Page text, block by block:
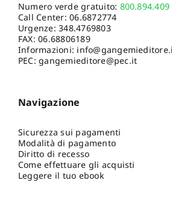
Numero verde gratuito: 800.894.409
Call Center:06.6872774
Urgenze:348.4769803
FAX: 06.68806189
Informazioni:
PEC: gangemieditore@pec.it
Navigazione
Sicurezza sui pagamenti
Modalità di pagamento
Diritto di recesso
Come effettuare gli acquisti
Leggere il tuo ebook